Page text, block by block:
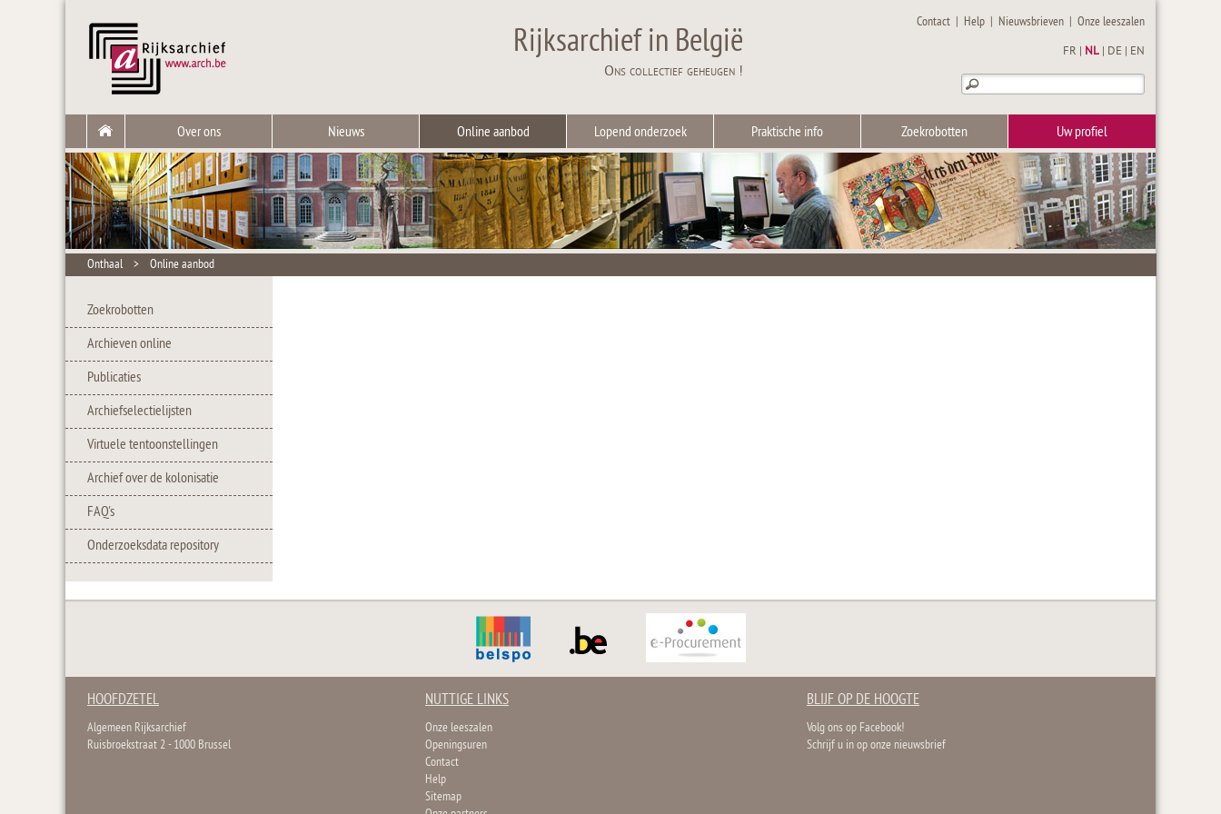
Rijksarchief in België
Ons collectief geheugen !
Contact | Help | Nieuwsbrieven |Onze leeszalen
FR NL DE EN
Over ons Nieuws Online aanbod Lopend onderzoek Praktische info Zoekrobotten Uw profiel
Onthaal > Online aanbod
Zoekrobotten
Archieven online
Publicaties
Archiefselectielijsten
Virtuele tentoonstellingen
Archief over de kolonisatie
FAQ's
Onderzoeksdata repository
HOOFDZETEL
Algemeen Rijksarchief
Ruisbroekstraat 2 - 1000 Brussel
NUTTIGE LINKS
Onze leeszalen
Openingsuren
Contact
Help
Sitemap
BLIJF OP DE HOOGTE
Volg ons op Facebook!
Schrijf u in op onze nieuwsbrief